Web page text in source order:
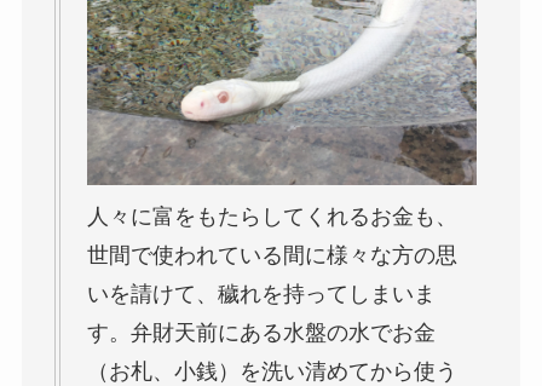
人々に富をもたらしてくれるお金も、
世間で使われている間に様々な方の思
いを請けて、穢れを持ってしまいま
す。弁財天前にある水盤の水でお金
（お札、小銭）を洗い清めてから使う